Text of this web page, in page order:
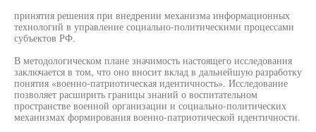
принятия решения при внедрении механизма информационных
технологий в управление социально-политическими процессами
субъектов РФ.
В методологическом плане значимость настоящего исследования
заключается в том, что оно вносит вклад в дальнейшую разработку
понятия «военно-патриотическая идентичность». Исследование
позволяет расширить границы знаний о воспитательном
пространстве военной организации и социально-политических
механизмах формирования военно-патриотической идентичности.